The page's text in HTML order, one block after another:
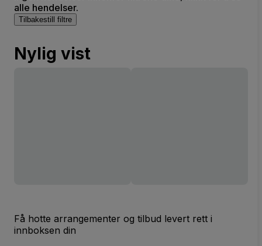
alle hendelser.
Tilbakestill filtre
Nylig vist
Få hotte arrangementer og tilbud levert rett i
innboksen din